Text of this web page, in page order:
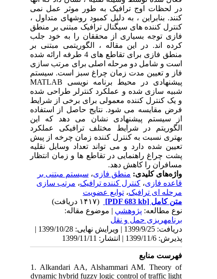
در لحظات اوج ترافیک به طور موثر عمل نمی
کنند. بنابراین ، به دلیل کمبود روشهای متداول ،
کنترل کننده های سیگنال ترافیک مبتنی بر منطق
فازی توجه بسیاری از محققان را به خود جلب
کرده اند. در این مقاله ، الگوریتمی مبتنی بر
منطق فازی برای تقاطع های 4 طرفه ارائه شده
است و شامل دو مرحله اصلی برای مرتب سازی
فاز و تعیین مدت زمان چراغ سبز است. سیستم
پیشنهادی در محیط برنامه نویسی MATLAB
شبیه سازی شده و عملکرد کنترلر طراحی شده
و یک کنترل کننده معمولی برای برخی از شرایط
فرض مقایسه می شود. نتایج حاصل از استفاده
از سیستم پیشنهادی نشان می دهد که این
الگوریتم در شرایط مختلف ترافیکی عملکرد
بهتری نسبت به کنترل کننده زمان چرخه از پیش
تعیین شده دارد و می تواند تعداد وسایل نقلیه
پشت چراغ راهنمایی در تقاطع ها و زمان انتظار
مسافران را کاهش دهد.
واژه‌های کلیدی:منطق فازی،سیستم مبتنی بر
قاعده فازی،کنترل کننده ترافیک،مرتب سازی
مرحله ای ترافیک،توابع عضویت
متن کامل[PDF 683 kb]
نوع مطالعه:پژوهشي| موضوع مقاله:
برنامهریزی حمل و نقل
دریافت: 1399/9/25 | ویرایش نهایی: 1399/10/28 |
پذیرش: 1399/11/6 | انتشار: 1399/11/11
فهرست منابع
1. Alkandari AA, Alshammari AM. Theory of
dynamic hybrid fuzzy logic control of traffic light